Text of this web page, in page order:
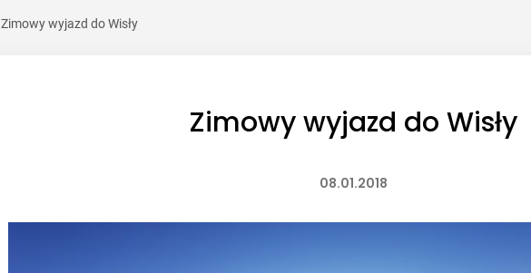
Zimowy wyjazd do Wisły
Zimowy wyjazd do Wisły
08.01.2018